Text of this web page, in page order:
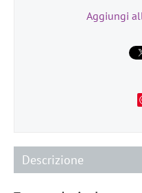
Aggiungi
Descrizione